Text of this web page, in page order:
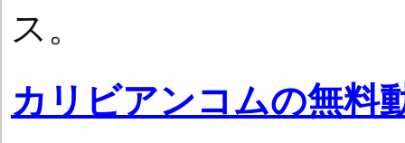
ス。
カリビアンコムの無料